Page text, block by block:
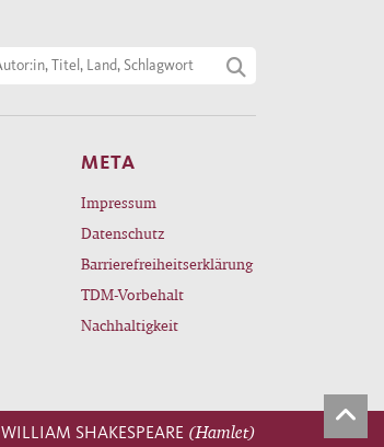
META
Impressum
Datenschutz
Barrierefreiheitserklärung
TDM-Vorbehalt
Nachhaltigkeit
WILLIAM SHAKESPEARE (Hamlet)